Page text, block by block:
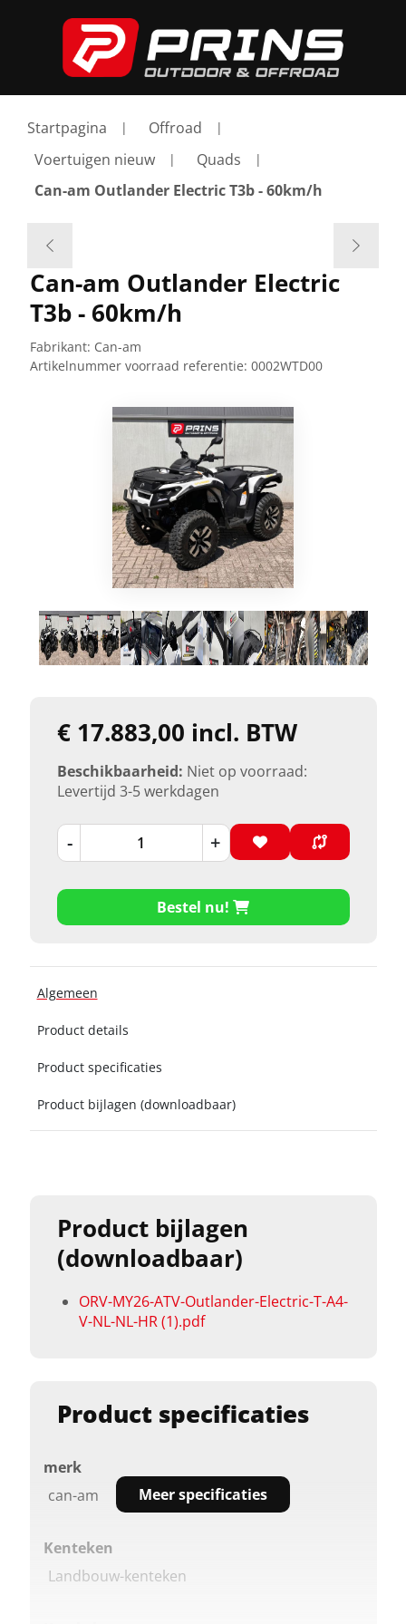
Startpagina
Offroad
Voertuigen nieuw
Quads
Can-am Outlander Electric T3b - 60km/h
Product specificaties
merk
can-am
Kenteken
Landbouw-kenteken
Meer specificaties
Can-am Outlander Electric
T3b - 60km/h
Fabrikant: Can-am
Artikelnummer voorraad referentie: 0002WTD00
€ 17.883,00 incl. BTW
Beschikbaarheid: Niet op voorraad:
Levertijd 3-5 werkdagen
- +
Bestel nu!
Algemeen
Product details
Product specificaties
Product bijlagen (downloadbaar)
Product bijlagen
(downloadbaar)
ORV-MY26-ATV-Outlander-Electric-T-A4-
V-NL-NL-HR (1).pdf